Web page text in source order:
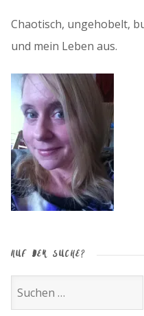
Chaotisch, ungehobelt,
und mein Leben aus.
AUF DER SUCHE?
Suche
nach: